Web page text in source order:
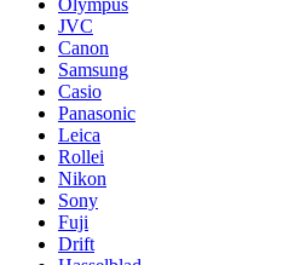
Olympus
JVC
Canon
Samsung
Casio
Panasonic
Leica
Rollei
Nikon
Sony
Fuji
Drift